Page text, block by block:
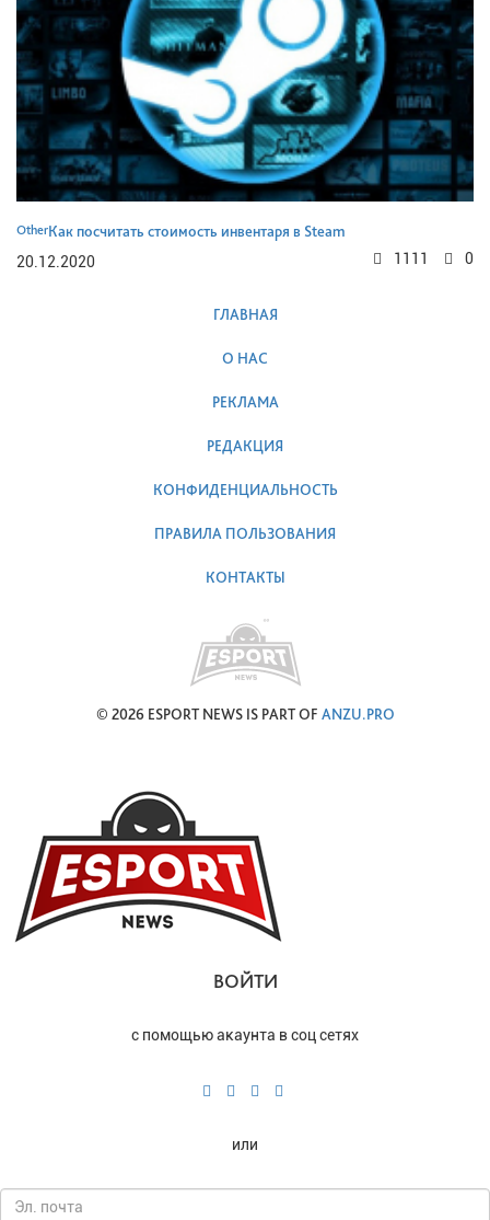
OtherКак посчитать стоимость инвентаря в Steam
20.12.2020
0
1111
ГЛАВНАЯ
О НАС
РЕКЛАМА
РЕДАКЦИЯ
КОНФИДЕНЦИАЛЬНОСТЬ
ПРАВИЛА ПОЛЬЗОВАНИЯ
КОНТАКТЫ
© 2026 ESPORT NEWS IS PART OF ANZU.PRO
ВОЙТИ
с помощью акаунта в соц сетях
или